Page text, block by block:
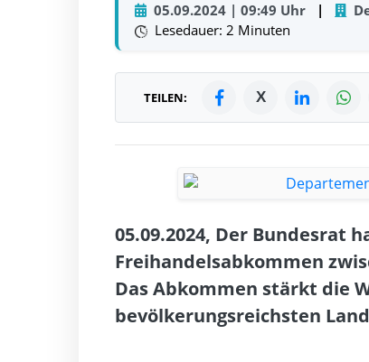
05.09.2024 | 09:49 Uhr |
Lesedauer: 2 Minuten
TEILEN: X
05.09.2024, Der Bundesrat
Freihandelsabkommen
Das Abkommen stärkt die
bevölkerungsreichsten